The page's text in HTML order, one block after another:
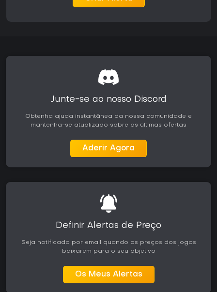
de recursos de console mais recentes. Quem procura
engajamento consistente nos dois jogos, enquanto
jogadores que preferem mecânicas mais tolerantes ou
Junte-se ao nosso Discord
Obtenha ajuda instantânea da nossa comunidade e
mantenha-se atualizado sobre as últimas ofertas
Aderir Agora
Definir Alertas de Preço
Seja notificado por email quando os preços dos jogos
baixarem para o seu objetivo
Os Meus Alertas